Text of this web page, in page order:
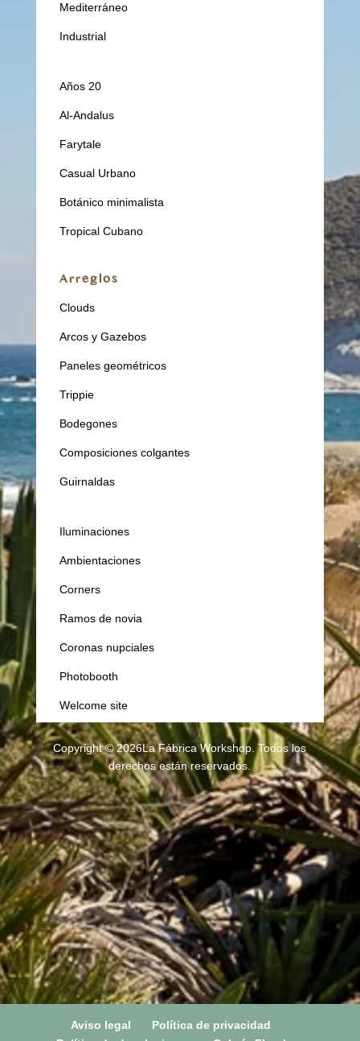
Mediterráneo
Industrial
Años 20
Al-Andalus
Farytale
Casual Urbano
Botánico minimalista
Tropical Cubano
Arreglos
Clouds
Arcos y Gazebos
Paneles geométricos
Trippie
Bodegones
Composiciones colgantes
Guirnaldas
Iluminaciones
Ambientaciones
Corners
Ramos de novia
Coronas nupciales
Photobooth
Welcome site
Copyright © 2026La Fábrica Workshop. Todos los
derechos están reservados.
Aviso legal
Política de privacidad